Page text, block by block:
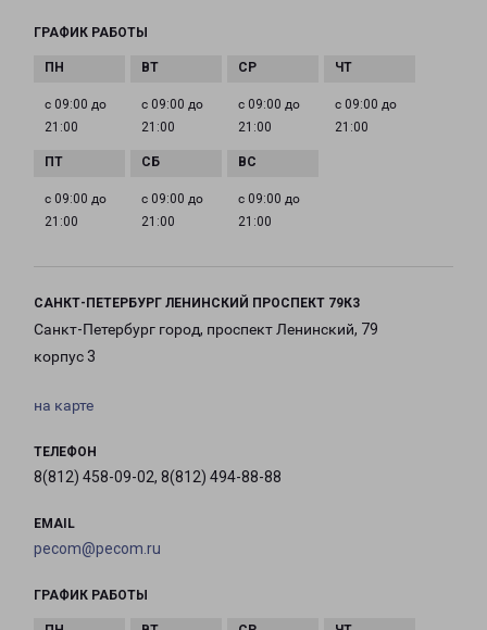
ГРАФИК РАБОТЫ
с 09:00 до
21:00
с 09:00 до
21:00
с 09:00 до
21:00
с 09:00 до
21:00
с 09:00 до
21:00
с 09:00 до
21:00
с 09:00 до
21:00
САНКТ-ПЕТЕРБУРГ ЛЕНИНСКИЙ ПРОСПЕКТ 79К3
Санкт-Петербург город, проспект Ленинский, 79
корпус 3
на карте
ТЕЛЕФОН
8(812) 458-09-02, 8(812) 494-88-88
EMAIL
pecom@pecom.ru
ГРАФИК РАБОТЫ